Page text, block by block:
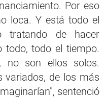
Por eso
loca. Y está todo el
tratando de hacer
todo, todo el tiempo.
no son ellos solos.
variados, de los más
sentenció